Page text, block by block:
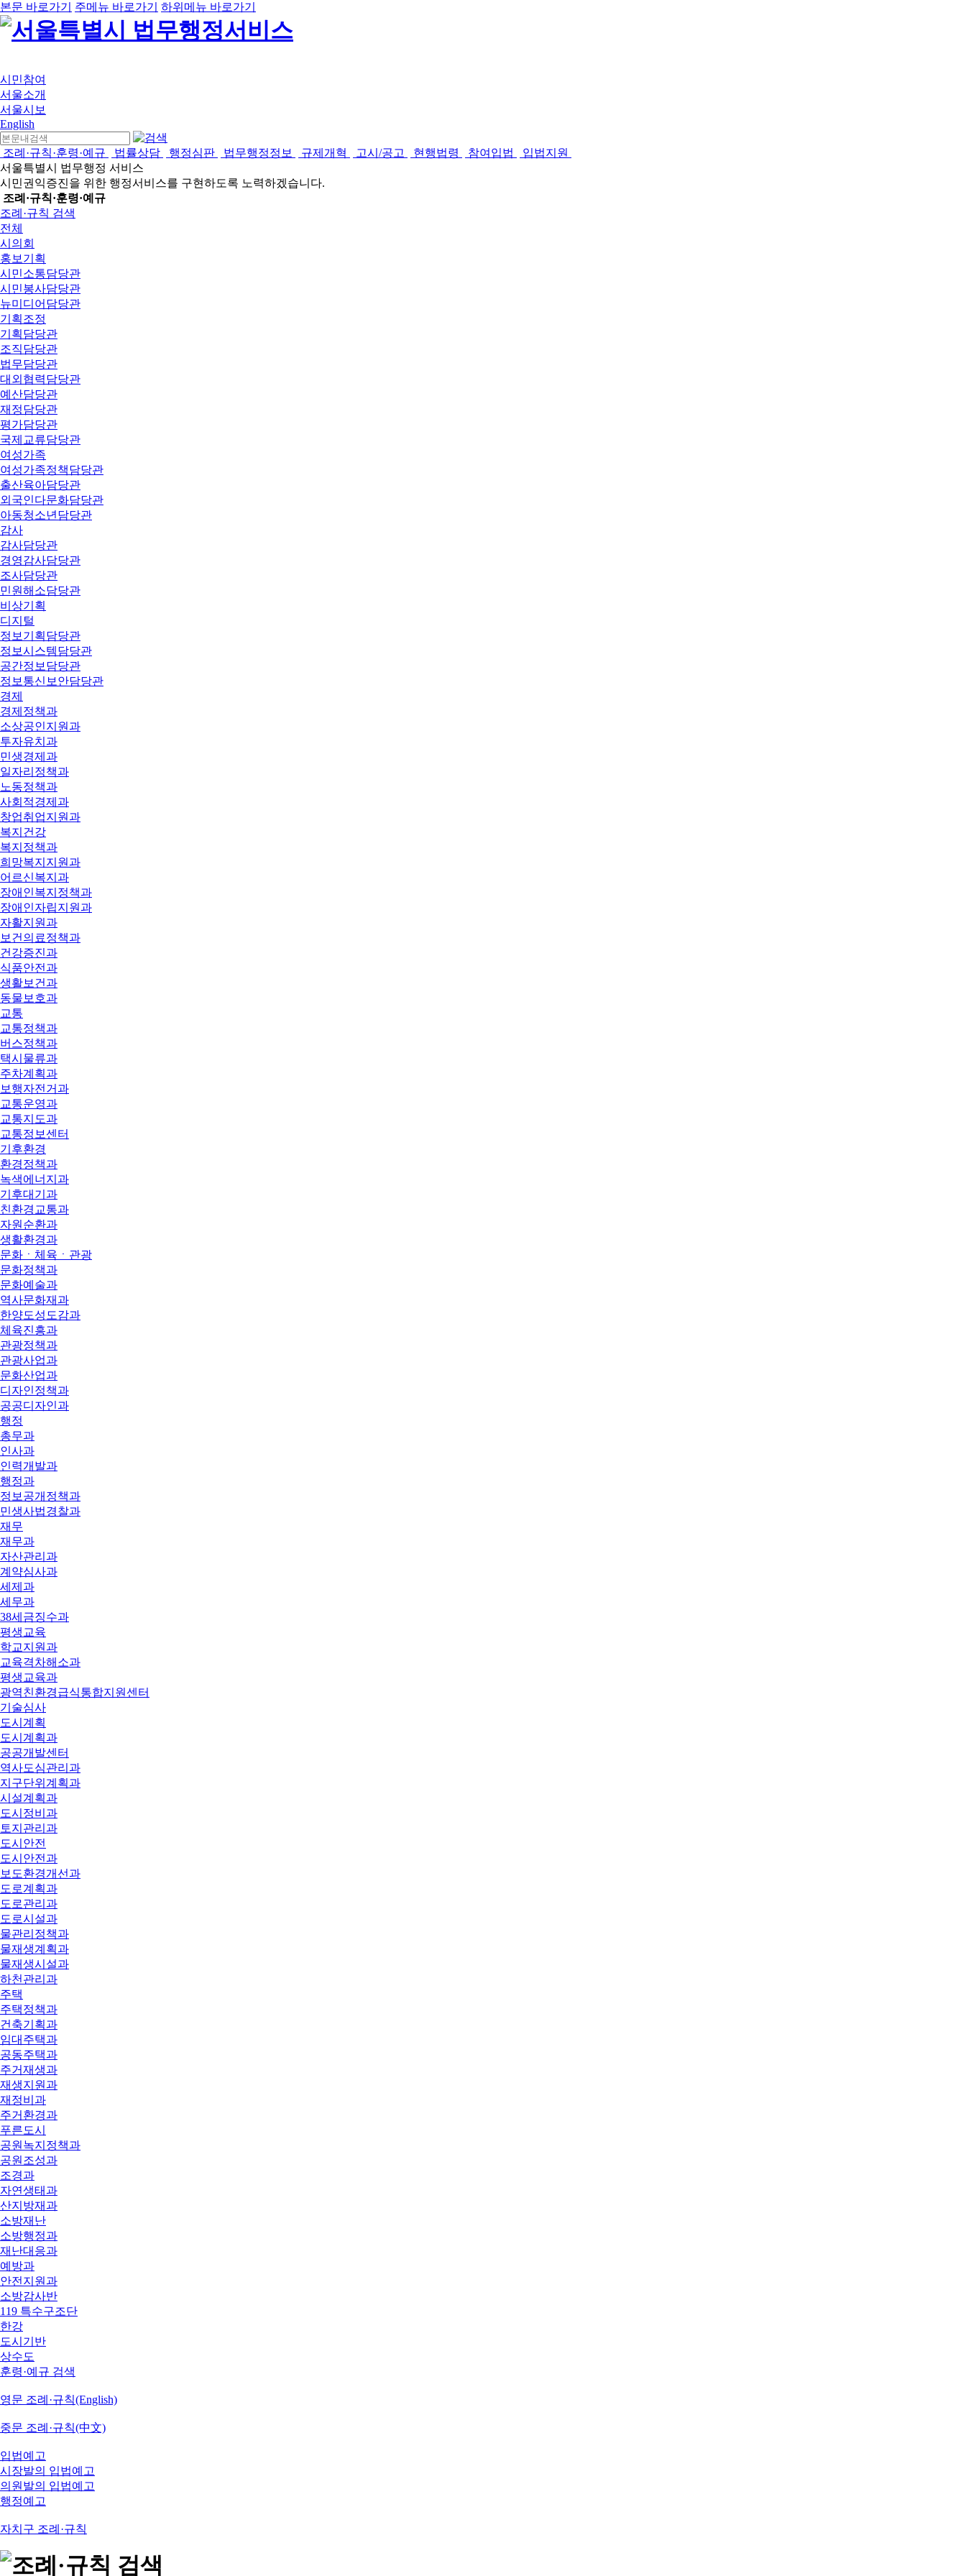
본문 바로가기 주메뉴 바로가기 하위메뉴 바로가기
시민참여
서울소개
서울시보
English
조례·규칙·훈령·예규 법률상담 행정심판 법무행정정보 규제개혁 고시/공고 현행법령 참여입법
입법지원
서울특별시 법무행정 서비스
시민권익증진을 위한 행정서비스를 구현하도록 노력하겠습니다.
조례·규칙·훈령·예규
조례·규칙 검색
전체
시의회
홍보기획
시민소통담당관
시민봉사담당관
뉴미디어담당관
기획조정
기획담당관
조직담당관
법무담당관
대외협력담당관
예산담당관
재정담당관
평가담당관
국제교류담당관
여성가족
여성가족정책담당관
출산육아담당관
외국인다문화담당관
아동청소년담당관
감사
감사담당관
경영감사담당관
조사담당관
민원해소담당관
비상기획
디지털
정보기획담당관
정보시스템담당관
공간정보담당관
정보통신보안담당관
경제
경제정책과
소상공인지원과
투자유치과
민생경제과
일자리정책과
노동정책과
사회적경제과
창업취업지원과
복지건강
복지정책과
희망복지지원과
어르신복지과
장애인복지정책과
장애인자립지원과
자활지원과
보건의료정책과
건강증진과
식품안전과
생활보건과
동물보호과
교통
교통정책과
버스정책과
택시물류과
주차계획과
보행자전거과
교통운영과
교통지도과
교통정보센터
기후환경
환경정책과
녹색에너지과
기후대기과
친환경교통과
자원순환과
생활환경과
문화ㆍ체육ㆍ관광
문화정책과
문화예술과
역사문화재과
한양도성도감과
체육진흥과
관광정책과
관광사업과
문화산업과
디자인정책과
공공디자인과
행정
총무과
인사과
인력개발과
행정과
정보공개정책과
민생사법경찰과
재무
재무과
자산관리과
계약심사과
세제과
세무과
38세금징수과
평생교육
학교지원과
교육격차해소과
평생교육과
광역친환경급식통합지원센터
기술심사
도시계획
도시계획과
공공개발센터
역사도심관리과
지구단위계획과
시설계획과
도시정비과
토지관리과
도시안전
도시안전과
보도환경개선과
도로계획과
도로관리과
도로시설과
물관리정책과
물재생계획과
물재생시설과
하천관리과
주택
주택정책과
건축기획과
임대주택과
공동주택과
주거재생과
재생지원과
재정비과
주거환경과
푸른도시
공원녹지정책과
공원조성과
조경과
자연생태과
산지방재과
소방재난
소방행정과
재난대응과
예방과
안전지원과
소방감사반
119 특수구조단
한강
도시기반
상수도
훈령·예규 검색
영문 조례·규칙(English)
중문 조례·규칙(中文)
입법예고
시장발의 입법예고
의원발의 입법예고
행정예고
자치구 조례·규칙